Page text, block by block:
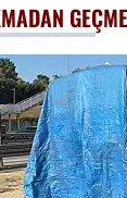
GEÇME